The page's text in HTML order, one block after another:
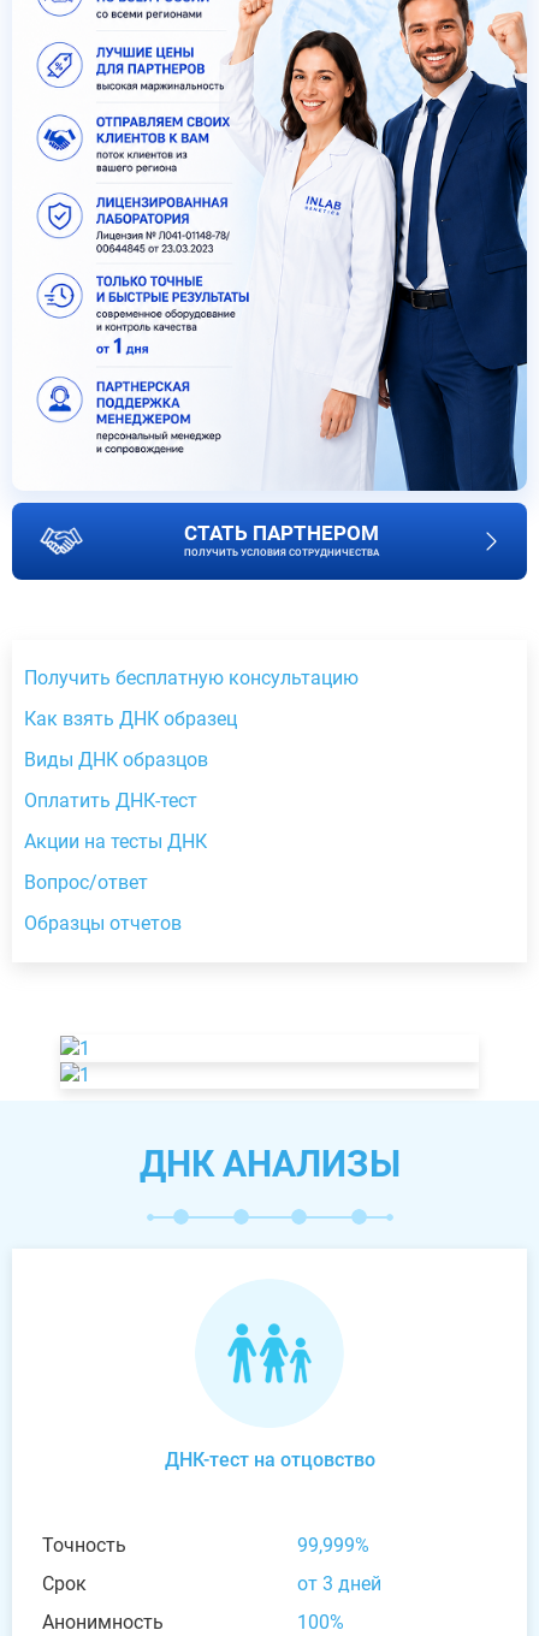
СТАТЬ ПАРТНЕРОМ
ПОЛУЧИТЬ УСЛОВИЯ СОТРУДНИЧЕСТВА
Получить бесплатную консультацию
Как взять ДНК образец
Виды ДНК образцов
Оплатить ДНК-тест
Акции на тесты ДНК
Вопрос/ответ
Образцы отчетов
ДНК АНАЛИЗЫ
ДНК-тест на отцовство
Точность
99,999%
Срок
от 3 дней
Анонимность
100%